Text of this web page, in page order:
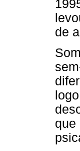
de
que